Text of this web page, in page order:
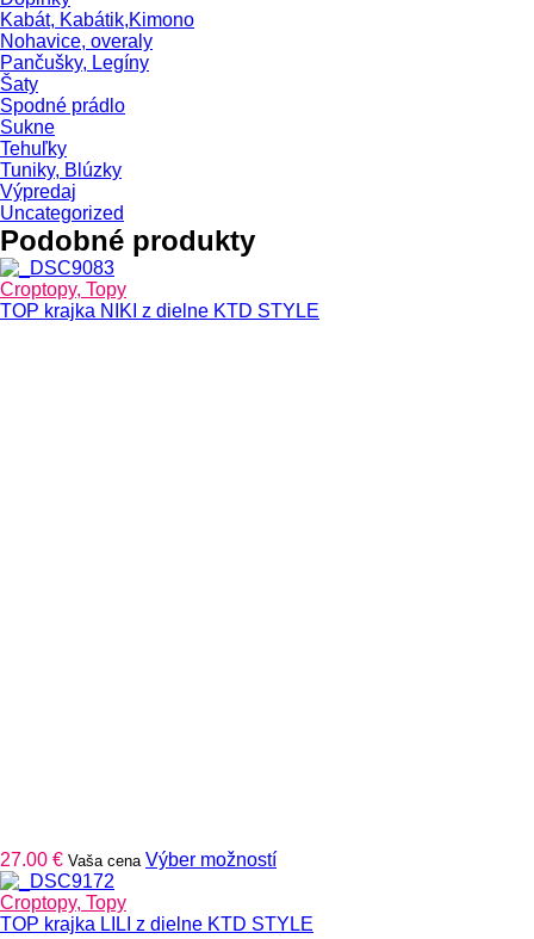
Kabát, Kabátik,Kimono
Nohavice, overaly
Pančušky, Legíny
Šaty
Spodné prádlo
Sukne
Tehuľky
Tuniky, Blúzky
Výpredaj
Uncategorized
Podobné produkty
Croptopy, Topy
TOP krajka NIKI z dielne KTD STYLE
27.00 € Vaša cena Výber možnostíTento
viacero
Croptopy, Topy
TOP krajka LILI z dielne KTD STYLE